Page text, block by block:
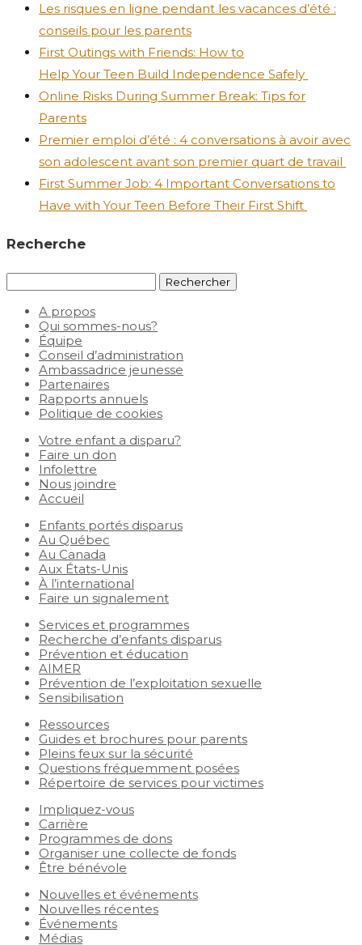
Les risques en ligne pendant les vacances d’été :
conseils pour les parents
First Outings with Friends: How to
Help Your Teen Build Independence Safely
Online Risks During Summer Break: Tips for
Parents
Premier emploi d’été : 4 conversations à avoir avec
son adolescent avant son premier quart de travail
First Summer Job: 4 Important Conversations to
Have with Your Teen Before Their First Shift
Recherche
A propos
Qui sommes-nous?
Équipe
Conseil d’administration
Ambassadrice jeunesse
Partenaires
Rapports annuels
Politique de cookies
Votre enfant a disparu?
Faire un don
Infolettre
Nous joindre
Accueil
Enfants portés disparus
Au Québec
Au Canada
Aux États-Unis
À l’international
Faire un signalement
Services et programmes
Recherche d’enfants disparus
Prévention et éducation
AIMER
Prévention de l’exploitation sexuelle
Sensibilisation
Ressources
Guides et brochures pour parents
Pleins feux sur la sécurité
Questions fréquemment posées
Répertoire de services pour victimes
Impliquez-vous
Carrière
Programmes de dons
Organiser une collecte de fonds
Être bénévole
Nouvelles et événements
Nouvelles récentes
Événements
Médias